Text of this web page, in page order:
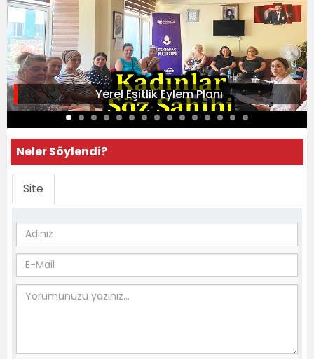
Yerel Eşitlik Eylem Planı
Neler Söylendi?
Site